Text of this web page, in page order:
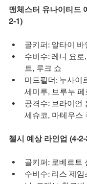
맨체스터 유나이티드
2-1)
골키퍼: 알타이 바
수비수: 레니 요
트, 루크 쇼
미드필더: 누사이
세미루, 브루누
공격수: 브라이언
세슈코, 마테우스
첼시 예상 라인업 (4-
골키퍼: 로베르트
수비수: 리스 제